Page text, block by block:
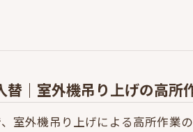
｜室外機吊り上げの高所
室外機吊り上げによる高所作業